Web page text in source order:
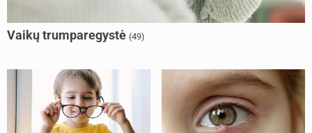
Vaikų trumparegystė (49)